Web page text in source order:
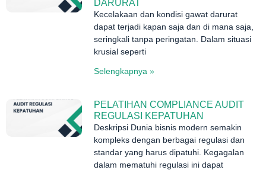
DARURAT
Kecelakaan dan kondisi gawat darurat
dapat terjadi kapan saja dan di mana saja,
seringkali tanpa peringatan. Dalam situasi
krusial seperti
Selengkapnya »
PELATIHAN COMPLIANCE AUDIT
REGULASI KEPATUHAN
Deskripsi Dunia bisnis modern semakin
kompleks dengan berbagai regulasi dan
standar yang harus dipatuhi. Kegagalan
dalam mematuhi regulasi ini dapat